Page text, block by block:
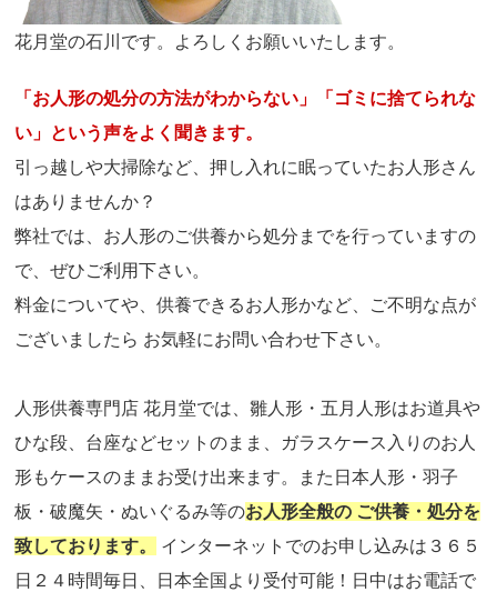
花月堂の石川です。よろしくお願いいたします。
「お人形の処分の方法がわからない」「ゴミに捨てられな
い」という声をよく聞きます。
引っ越しや大掃除など、押し入れに眠っていたお人形さん
はありませんか？
弊社では、お人形のご供養から処分までを行っていますの
で、ぜひご利用下さい。
料金についてや、供養できるお人形かなど、ご不明な点が
ございましたら お気軽にお問い合わせ下さい。
人形供養専門店 花月堂では、雛人形・五月人形はお道具や
ひな段、台座などセットのまま、ガラスケース入りのお人
形もケースのままお受け出来ます。また日本人形・羽子
板・破魔矢・ぬいぐるみ等のお人形全般の ご供養・処分を
致しております。
インターネットでのお申し込みは３６５
日２４時間毎日、日本全国より受付可能！日中はお電話で